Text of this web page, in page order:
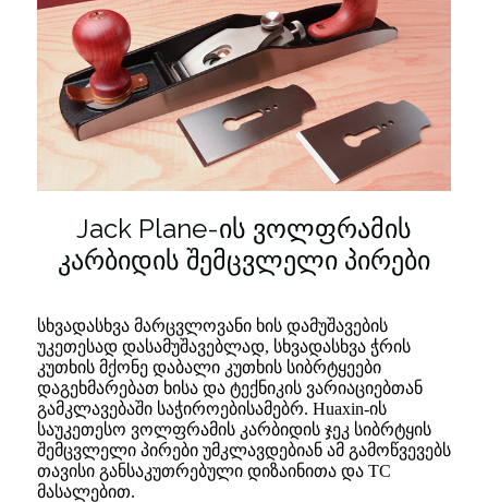
Jack Plane-ის ვოლფრამის
კარბიდის შემცვლელი პირები
სხვადასხვა მარცვლოვანი ხის დამუშავების
უკეთესად დასამუშავებლად, სხვადასხვა ჭრის
კუთხის მქონე დაბალი კუთხის სიბრტყეები
დაგეხმარებათ ხისა და ტექნიკის ვარიაციებთან
გამკლავებაში საჭიროებისამებრ. Huaxin-ის
საუკეთესო ვოლფრამის კარბიდის ჯეკ სიბრტყის
შემცვლელი პირები უმკლავდებიან ამ გამოწვევებს
თავისი განსაკუთრებული დიზაინითა და TC
მასალებით.